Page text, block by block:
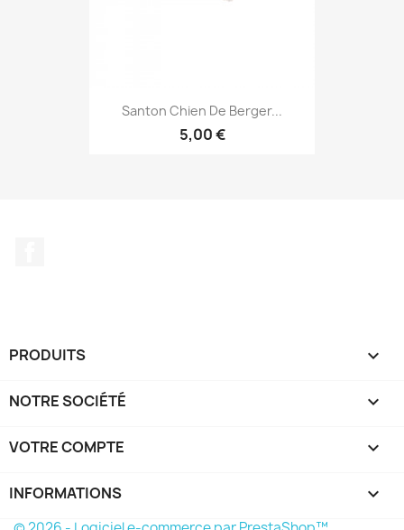
Santon Chien De Berger...
5,00 €
PRODUITS 
NOTRE SOCIÉTÉ 
VOTRE COMPTE 
INFORMATIONS keyboard_arrow_down